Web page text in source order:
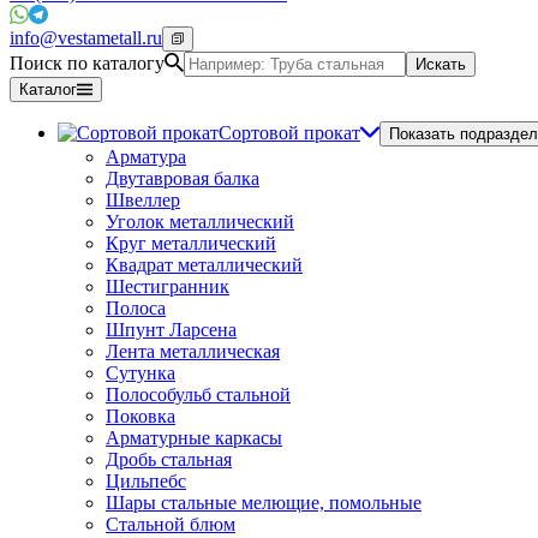
info@vestametall.ru
Поиск по каталогу
Искать
Каталог
Сортовой прокат Показать
Арматура
Двутавровая балка
Швеллер
Уголок металлический
Круг металлический
Квадрат металлический
Шестигранник
Полоса
Шпунт Ларсена
Лента металлическая
Сутунка
Полособульб стальной
Поковка
Арматурные каркасы
Дробь стальная
Цильпебс
Шары стальные мелющие, помольные
Стальной блюм